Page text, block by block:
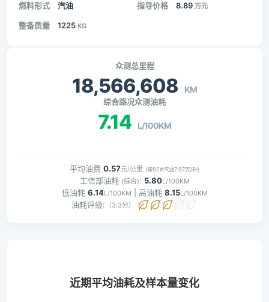
燃料形式 汽油 指导价格 8.89 万元
整备质量 1225 KG
众测总里程
18,566,608 KM
综合路况众测油耗
7.14 L/100KM
平均油费 0.57元/公里 (按92#汽油7.97元/升)
工信部油耗 (综合): 5.80L/100KM
低油耗 6.14L/100KM | 高油耗 8.15L/100KM
油耗评级: （3.3分）